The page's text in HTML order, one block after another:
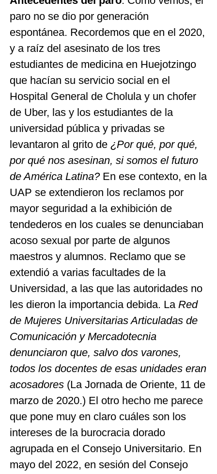
paro no se dio por generación
espontánea. Recordemos que en el 2020,
y a raíz del asesinato de los tres
estudiantes de medicina en Huejotzingo
que hacían su servicio social en el
Hospital General de Cholula y un chofer
de Uber, las y los estudiantes de la
universidad pública y privadas se
levantaron al grito de ¿Por qué, por qué,
por qué nos asesinan, si somos el futuro
de América Latina? En ese contexto, en la
UAP se extendieron los reclamos por
mayor seguridad a la exhibición de
tendederos en los cuales se denunciaban
acoso sexual por parte de algunos
maestros y alumnos. Reclamo que se
extendió a varias facultades de la
Universidad, a las que las autoridades no
les dieron la importancia debida. La Red
de Mujeres Universitarias Articuladas de
Comunicación y Mercadotecnia
denunciaron que, salvo dos varones,
todos los docentes de esas unidades eran
acosadores (La Jornada de Oriente, 11 de
marzo de 2020.) El otro hecho me parece
que pone muy en claro cuáles son los
intereses de la burocracia dorado
agrupada en el Consejo Universitario. En
mayo del 2022, en sesión del Consejo